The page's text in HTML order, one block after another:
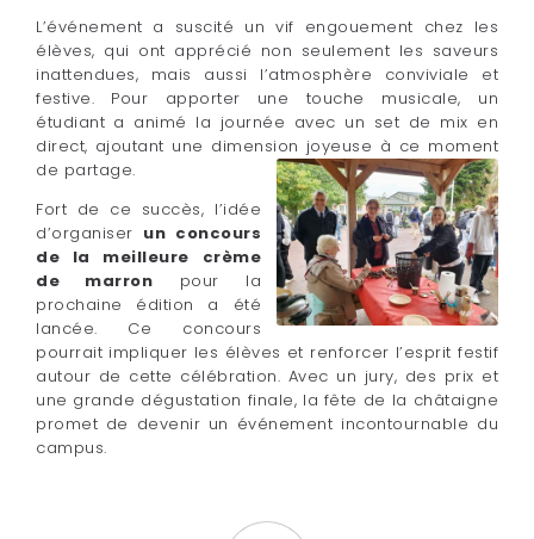
L’événement a suscité un vif engouement chez les
élèves, qui ont apprécié non seulement les saveurs
inattendues, mais aussi l’atmosphère conviviale et
festive. Pour apporter une touche musicale, un
étudiant a animé la journée avec un set de mix en
direct, ajoutant une dimension joyeuse à ce moment
de partage.
Fort de ce succès, l’idée
d’organiser un concours
de la meilleure crème
de marron pour la
prochaine édition a été
lancée. Ce concours
pourrait impliquer les élèves et renforcer l’esprit festif
autour de cette célébration. Avec un jury, des prix et
une grande dégustation finale, la fête de la châtaigne
promet de devenir un événement incontournable du
campus.